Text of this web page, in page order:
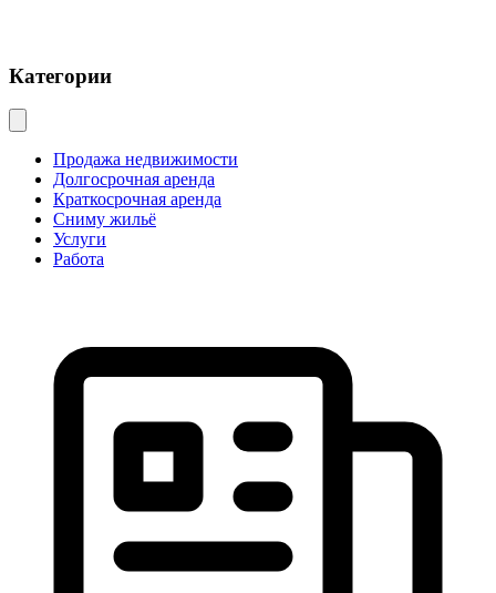
Категории
Продажа недвижимости
Долгосрочная аренда
Краткосрочная аренда
Сниму жильё
Услуги
Работа